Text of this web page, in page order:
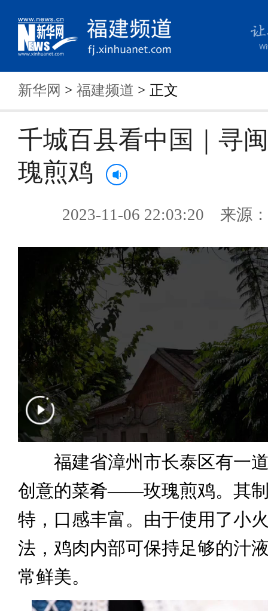
新华网 > 福建频道 > 正文
千城百县看中国｜寻
瑰煎鸡
2023-11-06 22:03:20 来源
福建省漳州市长泰区有一道
创意的菜肴——玫瑰煎鸡。其
特，口感丰富。由于使用了小
法，鸡肉内部可保持足够的汁
常鲜美。